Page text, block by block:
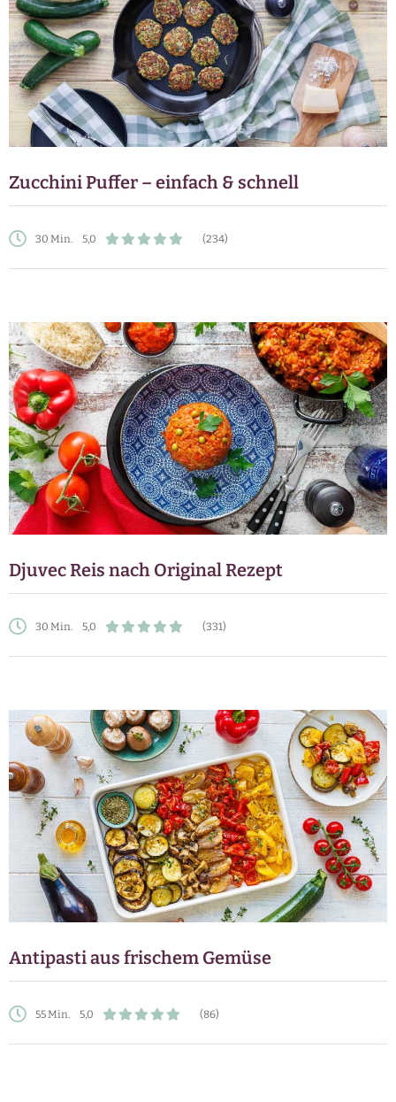
Zucchini Puffer – einfach & schnell
30 Min. 5,0 (234)
Djuvec Reis nach Original Rezept
30 Min. 5,0 (331)
Antipasti aus frischem Gemüse
55 Min. 5,0 (86)